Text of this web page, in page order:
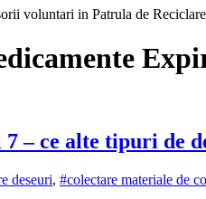
7 – ce alte tipuri de
deseuri, #colectare materiale de